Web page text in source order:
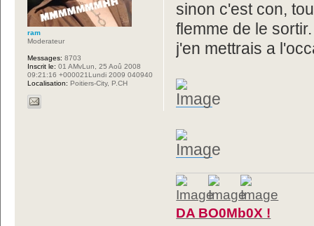
sinon c'est con,
flemme de le sortir.
j'en mettrais a
DA BO0Mb0X !
ram
Moderateur
Messages: 8703
Inscrit le: 01 AMvLun, 25 Aoû 2008
09:21:16 +000021Lundi 2009 040940
Localisation: Poitiers-City, P.CH